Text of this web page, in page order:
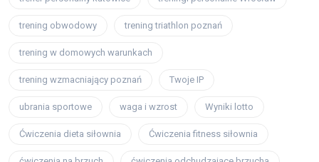
trening obwodowy trening triathlon poznań
trening w domowych warunkach
trening wzmacniający poznań Twoje IP
ubrania sportowe waga i wzrost Wyniki lotto
Ćwiczenia dieta siłownia Ćwiczenia fitness siłownia